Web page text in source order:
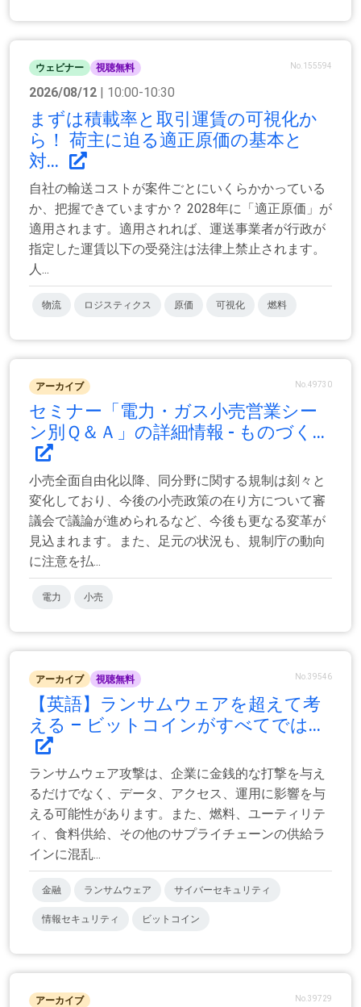
ウェビナー 視聴無料 No.155594
2026/08/12 | 10:00-10:30
まずは積載率と取引運賃の可視化か
ら！ 荷主に迫る適正原価の基本と
対...
自社の輸送コストが案件ごとにいくらかかっている
か、把握できていますか？ 2028年に「適正原価」が
適用されます。適用されれば、運送事業者が行政が
指定した運賃以下の受発注は法律上禁止されます。
人...
物流 ロジスティクス 原価 可視化 燃料
アーカイブ No.49730
セミナー「電力・ガス小売営業シー
ン別Ｑ＆Ａ」の詳細情報 - ものづく...
小売全面自由化以降、同分野に関する規制は刻々と
変化しており、今後の小売政策の在り方について審
議会で議論が進められるなど、今後も更なる変革が
見込まれます。また、足元の状況も、規制庁の動向
に注意を払...
電力 小売
アーカイブ 視聴無料 No.39546
【英語】ランサムウェアを超えて考
える – ビットコインがすべてでは...
ランサムウェア攻撃は、企業に金銭的な打撃を与え
るだけでなく、データ、アクセス、運用に影響を与
える可能性があります。また、燃料、ユーティリテ
ィ、食料供給、その他のサプライチェーンの供給ラ
インに混乱...
金融 ランサムウェア サイバーセキュリティ
情報セキュリティ ビットコイン
アーカイブ No.39729